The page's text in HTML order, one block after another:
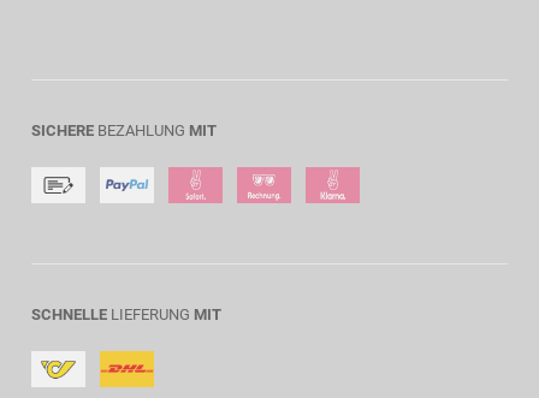
SICHERE BEZAHLUNG MIT
SCHNELLE LIEFERUNG MIT